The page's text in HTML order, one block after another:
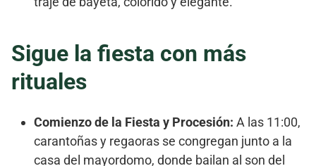
Sigue la fiesta con más
rituales
Comienzo de la Fiesta y Procesión: A las 11:00,
carantoñas y regaoras se congregan junto a la
casa del mayordomo, donde bailan al son del